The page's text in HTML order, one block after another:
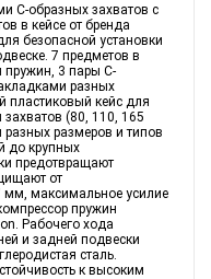
С-образных захватов с
в кейсе от бренда
безопасной установки
7 предметов в
пружин, 3 пары С-
разных
пластиковый кейс для
захватов (80, 110, 165
размеров и типов
до крупных
предотвращают
от
максимальное усилие
пружин
Рабочего хода
и задней подвески
сталь.
к высоким